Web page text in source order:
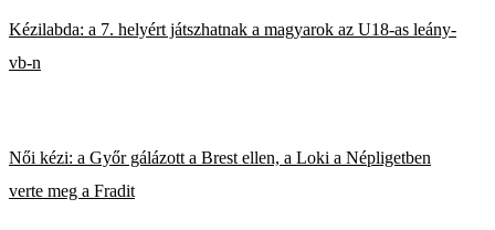
Kézilabda: a 7. helyért játszhatnak a magyarok az U18-as leány-
vb-n
Női kézi: a Győr gálázott a Brest ellen, a Loki a Népligetben
verte meg a Fradit